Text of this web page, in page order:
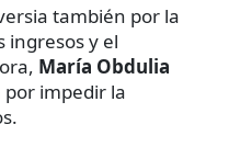
también por la
ingresos y el
María Obdulia
impedir la